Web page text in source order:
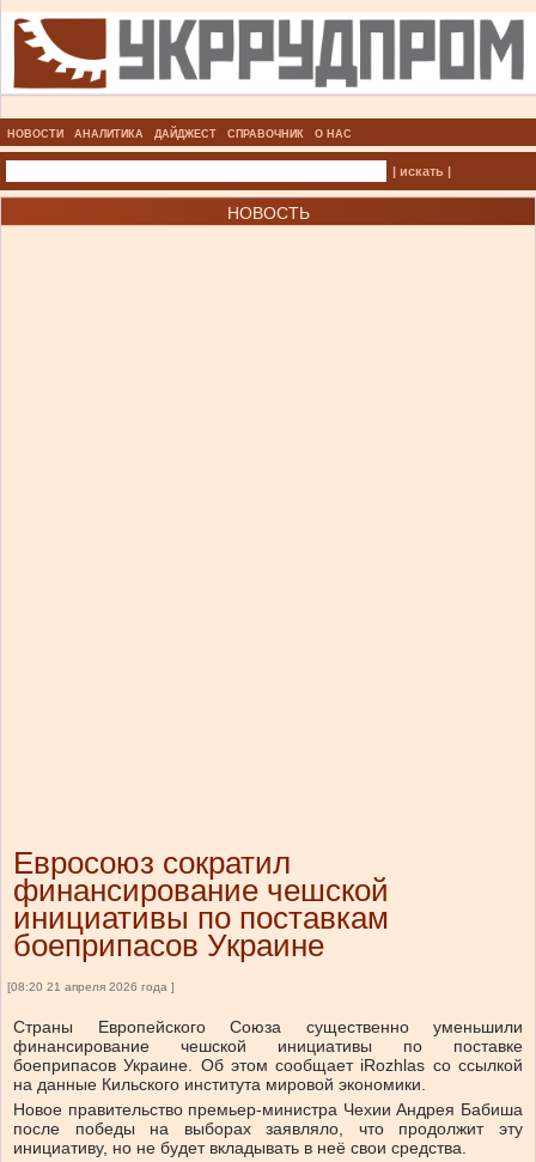
НОВОСТИ АНАЛИТИКА ДАЙДЖЕСТ СПРАВОЧНИК О НАС
| искать |
НОВОСТЬ
Евросоюз сократил
финансирование чешской
инициативы по поставкам
боеприпасов Украине
[08:20 21 апреля 2026 года ]
Страны Европейского Союза существенно уменьшили
финансирование чешской инициативы по поставке
боеприпасов Украине. Об этом сообщает iRozhlas со ссылкой
на данные Кильского института мировой экономики.
Новое правительство премьер-министра Чехии Андрея Бабиша
после победы на выборах заявляло, что продолжит эту
инициативу, но не будет вкладывать в неё свои средства.